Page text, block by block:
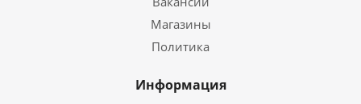
Магазины
Политика
Информация